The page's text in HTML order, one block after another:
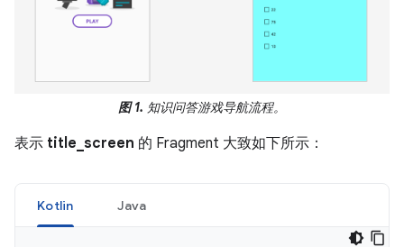
图 1. 知识问答游戏导航流程。
表示 title_screen 的 Fragment 大致如下所示：
Kotlin Java